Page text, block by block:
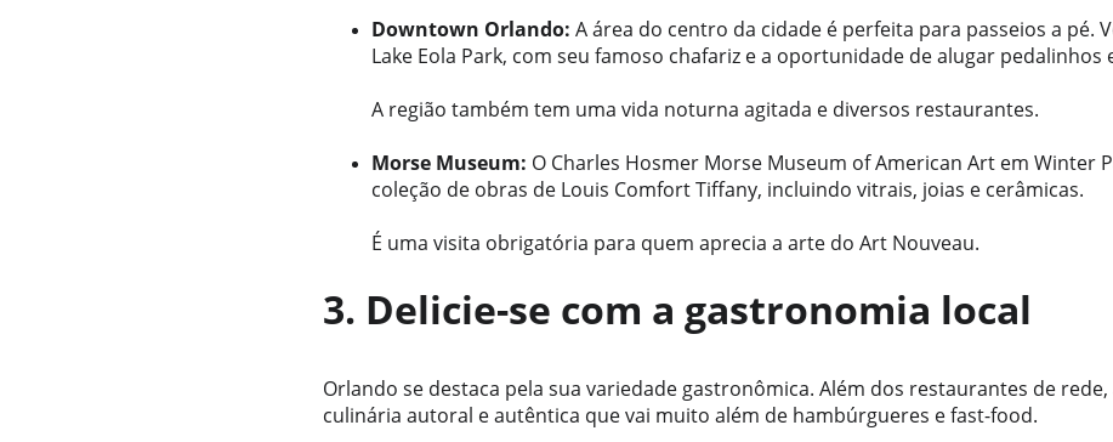
Downtown Orlando: A área do centro da cidade é perfeita para passeios a pé.
Lake Eola Park, com seu famoso chafariz e a oportunidade de alugar pedalinhos
A região também tem uma vida noturna agitada e diversos restaurantes.
Morse Museum: O Charles Hosmer Morse Museum of American Art em Winter
coleção de obras de Louis Comfort Tiffany, incluindo vitrais, joias e cerâmicas.
É uma visita obrigatória para quem aprecia a arte do Art Nouveau.
3. Delicie-se com a gastronomia local
Orlando se destaca pela sua variedade gastronômica. Além dos restaurantes de
culinária autoral e autêntica que vai muito além de hambúrgueres e fast-food.